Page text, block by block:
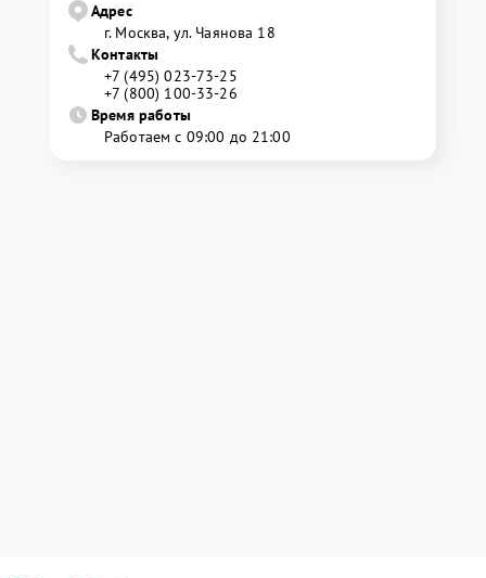
Адрес
г. Москва, ул. Чаянова 18
Контакты
+7 (495) 023-73-25
+7 (800) 100-33-26
Время работы
Работаем с 09:00 до 21:00